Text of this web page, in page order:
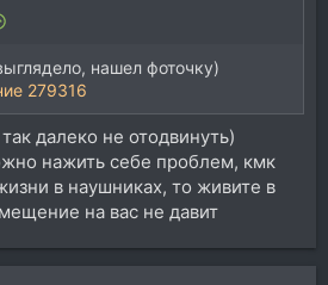
нашел фоточку)
279316
далеко не отодвинуть)
нажить себе проблем, кмк
в наушниках, то живите в
на вас не давит